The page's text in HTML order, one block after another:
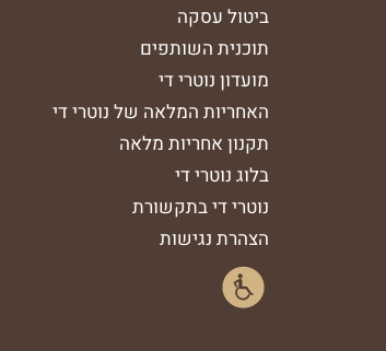
ביטול עסקה
תוכנית השותפים
מועדון נוטרי די
האחריות המלאה של נוטרי די
תקנון אחריות מלאה
בלוג נוטרי די
נוטרי די בתקשורת
הצהרת נגישות